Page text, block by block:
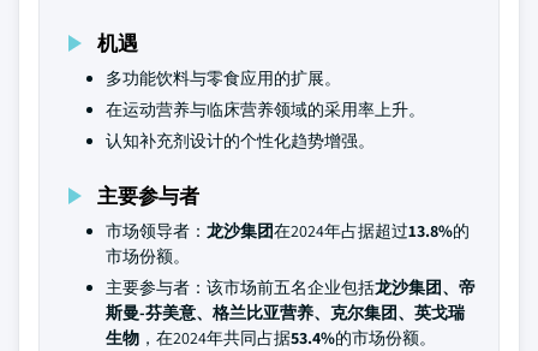
机遇
多功能饮料与零食应用的扩展。
在运动营养与临床营养领域的采用率上升。
认知补充剂设计的个性化趋势增强。
主要参与者
市场领导者： 龙沙集团在2024年占据超过13.8%的
市场份额。
主要参与者：该市场前五名企业包括龙沙集团、帝
斯曼-芬美意、格兰比亚营养、克尔集团、英戈瑞
生物 ，在2024年共同占据53.4%的市场份额。